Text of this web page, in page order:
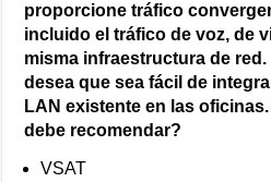
proporcione tráfico
incluido el tráfico de voz, de
misma infraestructura de
desea que sea fácil de
LAN existente en las
debe recomendar?
VSAT